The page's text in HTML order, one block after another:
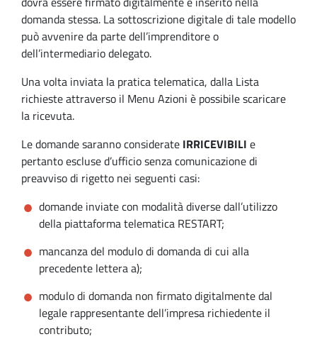
domanda stessa. La sottoscrizione digitale di tale modello
può avvenire da parte dell’imprenditore o
dell’intermediario delegato.
Una volta inviata la pratica telematica, dalla Lista
richieste attraverso il Menu Azioni è possibile scaricare
la ricevuta.
Le domande saranno considerate IRRICEVIBILI e
pertanto escluse d’ufficio senza comunicazione di
preavviso di rigetto nei seguenti casi:
domande inviate con modalità diverse dall’utilizzo
della piattaforma telematica RESTART;
mancanza del modulo di domanda di cui alla
precedente lettera a);
modulo di domanda non firmato digitalmente dal
legale rappresentante dell’impresa richiedente il
contributo;